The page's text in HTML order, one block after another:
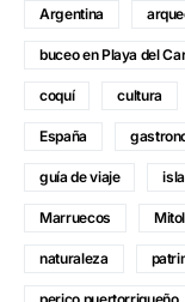
Argentina
buceo en Playa del
coquí cultura
España
guía de viaje
Marruecos
naturaleza